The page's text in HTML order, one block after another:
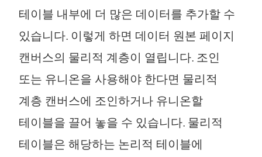
테이블 내부에 더 많은 데이터를 추가할 수
있습니다. 이렇게 하면 데이터 원본 페이지
캔버스의 물리적 계층이 열립니다. 조인
또는 유니온을 사용해야 한다면 물리적
계층 캔버스에 조인하거나 유니온할
테이블을 끌어 놓을 수 있습니다. 물리적
테이블은 해당하는 논리적 테이블에